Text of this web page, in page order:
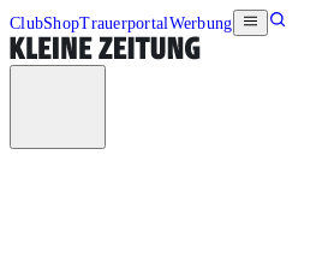
ClubShopTrauerportalWerbung